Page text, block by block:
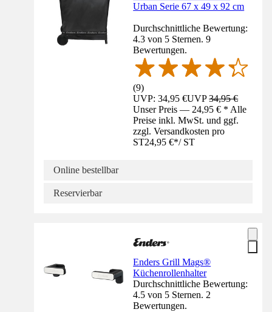
Urban Serie 67 x 49 x 92 cm
Durchschnittliche Bewertung:
4.3 von 5 Sternen. 9
Bewertungen.
(9)
UVP: 34,95 €UVP34,95 €
Unser Preis — 24,95 € * Alle
Preise inkl. MwSt. und ggf.
zzgl. Versandkosten pro
ST24,95 €*/ ST
Online bestellbar
Reservierbar
Enders Grill Mags®
Küchenrollenhalter
Durchschnittliche Bewertung:
4.5 von 5 Sternen. 2
Bewertungen.